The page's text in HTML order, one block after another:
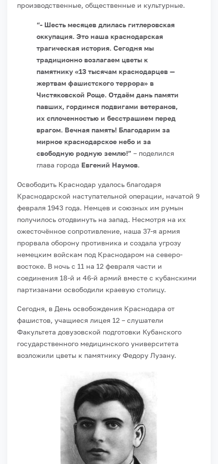
производственные, общественные и культурные.
“- Шесть месяцев длилась гитлеровская
оккупация. Это наша краснодарская
трагическая история. Сегодня мы
традиционно возлагаем цветы к
памятнику «13 тысячам краснодарцев —
жертвам фашистского террора» в
Чистяковской Роще. Отдаём дань памяти
павших, гордимся подвигами ветеранов,
их сплоченностью и бесстрашием перед
врагом. Вечная память! Благодарим за
мирное краснодарское небо и за
свободную родную землю!” – поделился
глава города Евгений Наумов.
Освободить Краснодар удалось благодаря
Краснодарской наступательной операции, начатой 9
февраля 1943 года. Немцев и союзных им румын
получилось отодвинуть на запад. Несмотря на их
ожесточённое сопротивление, наша 37-я армия
прорвала оборону противника и создала угрозу
немецким войскам под Краснодаром на северо-
востоке. В ночь с 11 на 12 февраля части и
соединения 18-й и 46-й армий вместе с кубанскими
партизанами освободили краевую столицу.
Сегодня, в День освобождения Краснодара от
фашистов, учащиеся лицея 12 – слушатели
Факультета довузовской подготовки Кубанского
государственного медицинского университета
возложили цветы к памятнику Федору Лузану.